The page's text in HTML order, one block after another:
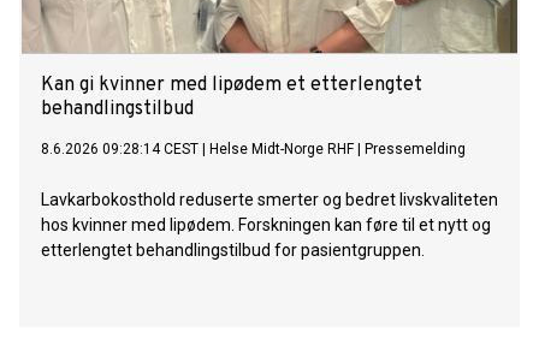
Kan gi kvinner med lipødem et etterlengtet
behandlingstilbud
8.6.2026 09:28:14 CEST Helse Midt-Norge RHF| Pressemelding
Lavkarbokosthold reduserte smerter og bedret livskvaliteten
hos kvinner med lipødem. Forskningen kan føre til et nytt og
etterlengtet behandlingstilbud for pasientgruppen.